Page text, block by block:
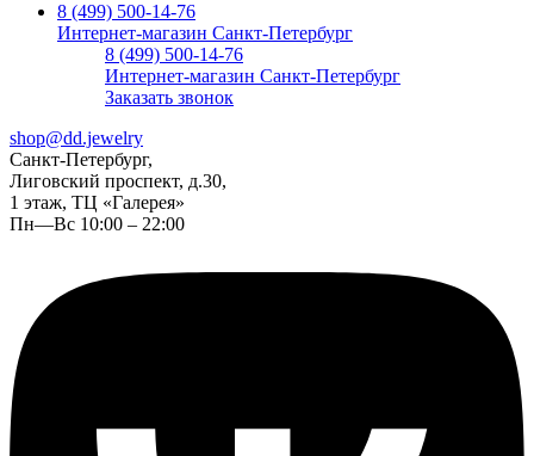
8 (499) 500-14-76
Интернет-магазин Санкт-Петербург
8 (499) 500-14-76
Интернет-магазин Санкт-Петербург
Заказать звонок
shop@dd.jewelry
Санкт-Петербург,
Лиговский проспект, д.30,
1 этаж, ТЦ «Галерея»
Пн—Вс 10:00 – 22:00